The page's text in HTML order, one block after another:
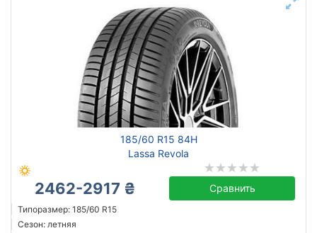
185/60 R15 84H
Lassa Revola
2462-2917 ₴ Сравнить
Типоразмер: 185/60 R15
Сезон: летняя